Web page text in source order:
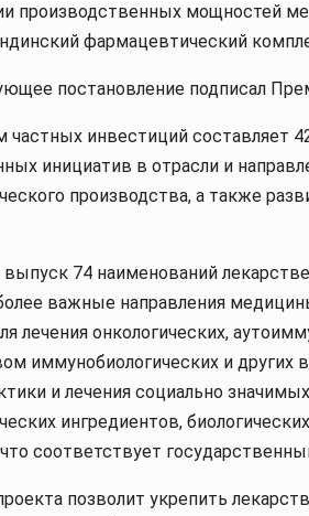
производственных мощностей
фармацевтический
постановление подписал
инвестиций составляет
инициатив в отрасли и
производства, а также
выпуск 74 наименований
важные направления
лечения онкологических,
иммунобиологических и
и лечения социально
ингредиентов,
соответствует
позволит укрепить